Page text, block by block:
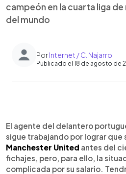
campeón en la cuarta liga
del mundo
PorInternet / C. Najarro
Publicado el 18 de agosto de
► Escuchar artículo
El agente del delantero
sigue trabajando por lograr que
Manchester United antes del
fichajes, pero, para ello, la
complicada por su salario.